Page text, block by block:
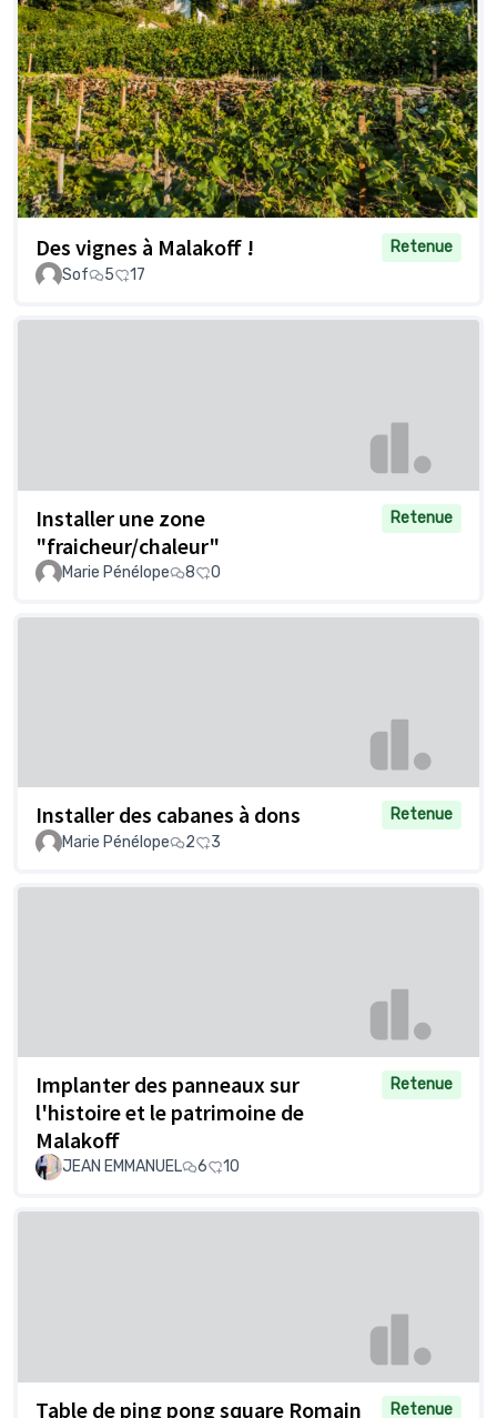
Des vignes à Malakoff !
Retenue
Sof
5 17
Installer une zone
"fraicheur/chaleur"
Retenue
Marie Pénélope 8 0
Installer des cabanes à dons
Retenue
Marie Pénélope
2 3
Implanter des panneaux sur
l'histoire et le patrimoine de
Malakoff
Retenue
JEAN EMMANUEL 6 10
Table de ping pong square Romain Retenue